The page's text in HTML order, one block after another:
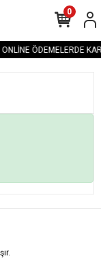
ONLİNE ÖDEMELERDE
0